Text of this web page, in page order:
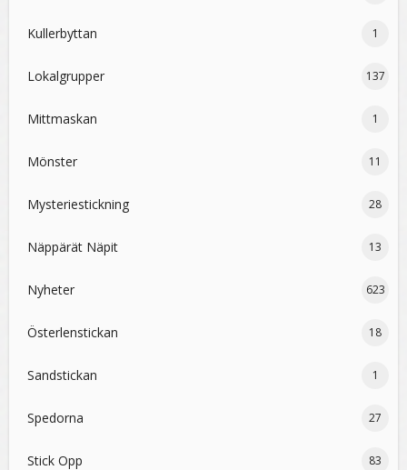
Kullerbyttan 1
Lokalgrupper 137
Mittmaskan 1
Mönster 11
Mysteriestickning 28
Näppärät Näpit 13
Nyheter 623
Österlenstickan 18
Sandstickan 1
Spedorna 27
Stick Opp 83